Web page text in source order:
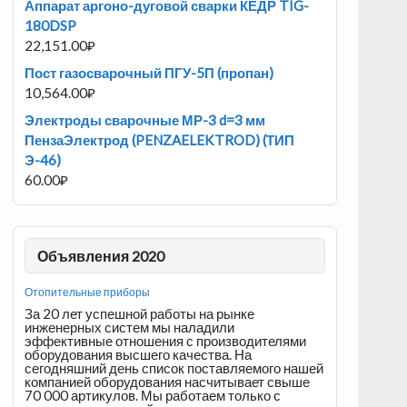
Аппарат аргоно-дуговой сварки КЕДР TIG-
180DSP
22,151.00₽
Пост газосварочный ПГУ-5П (пропан)
10,564.00₽
Электроды сварочные МР-3 d=3 мм
ПензаЭлектрод (PENZAELEKTROD) (ТИП
Э-46)
60.00₽
Объявления 2020
Отопительные приборы
За 20 лет успешной работы на рынке
инженерных систем мы наладили
эффективные отношения с производителями
оборудования высшего качества. На
сегодняшний день список поставляемого нашей
компанией оборудования насчитывает свыше
70 000 артикулов. Мы работаем только с